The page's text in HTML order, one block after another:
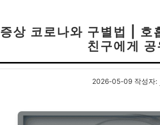
상 코로나와 구별법 | 호
친구에게
2026-05-09 작성자: